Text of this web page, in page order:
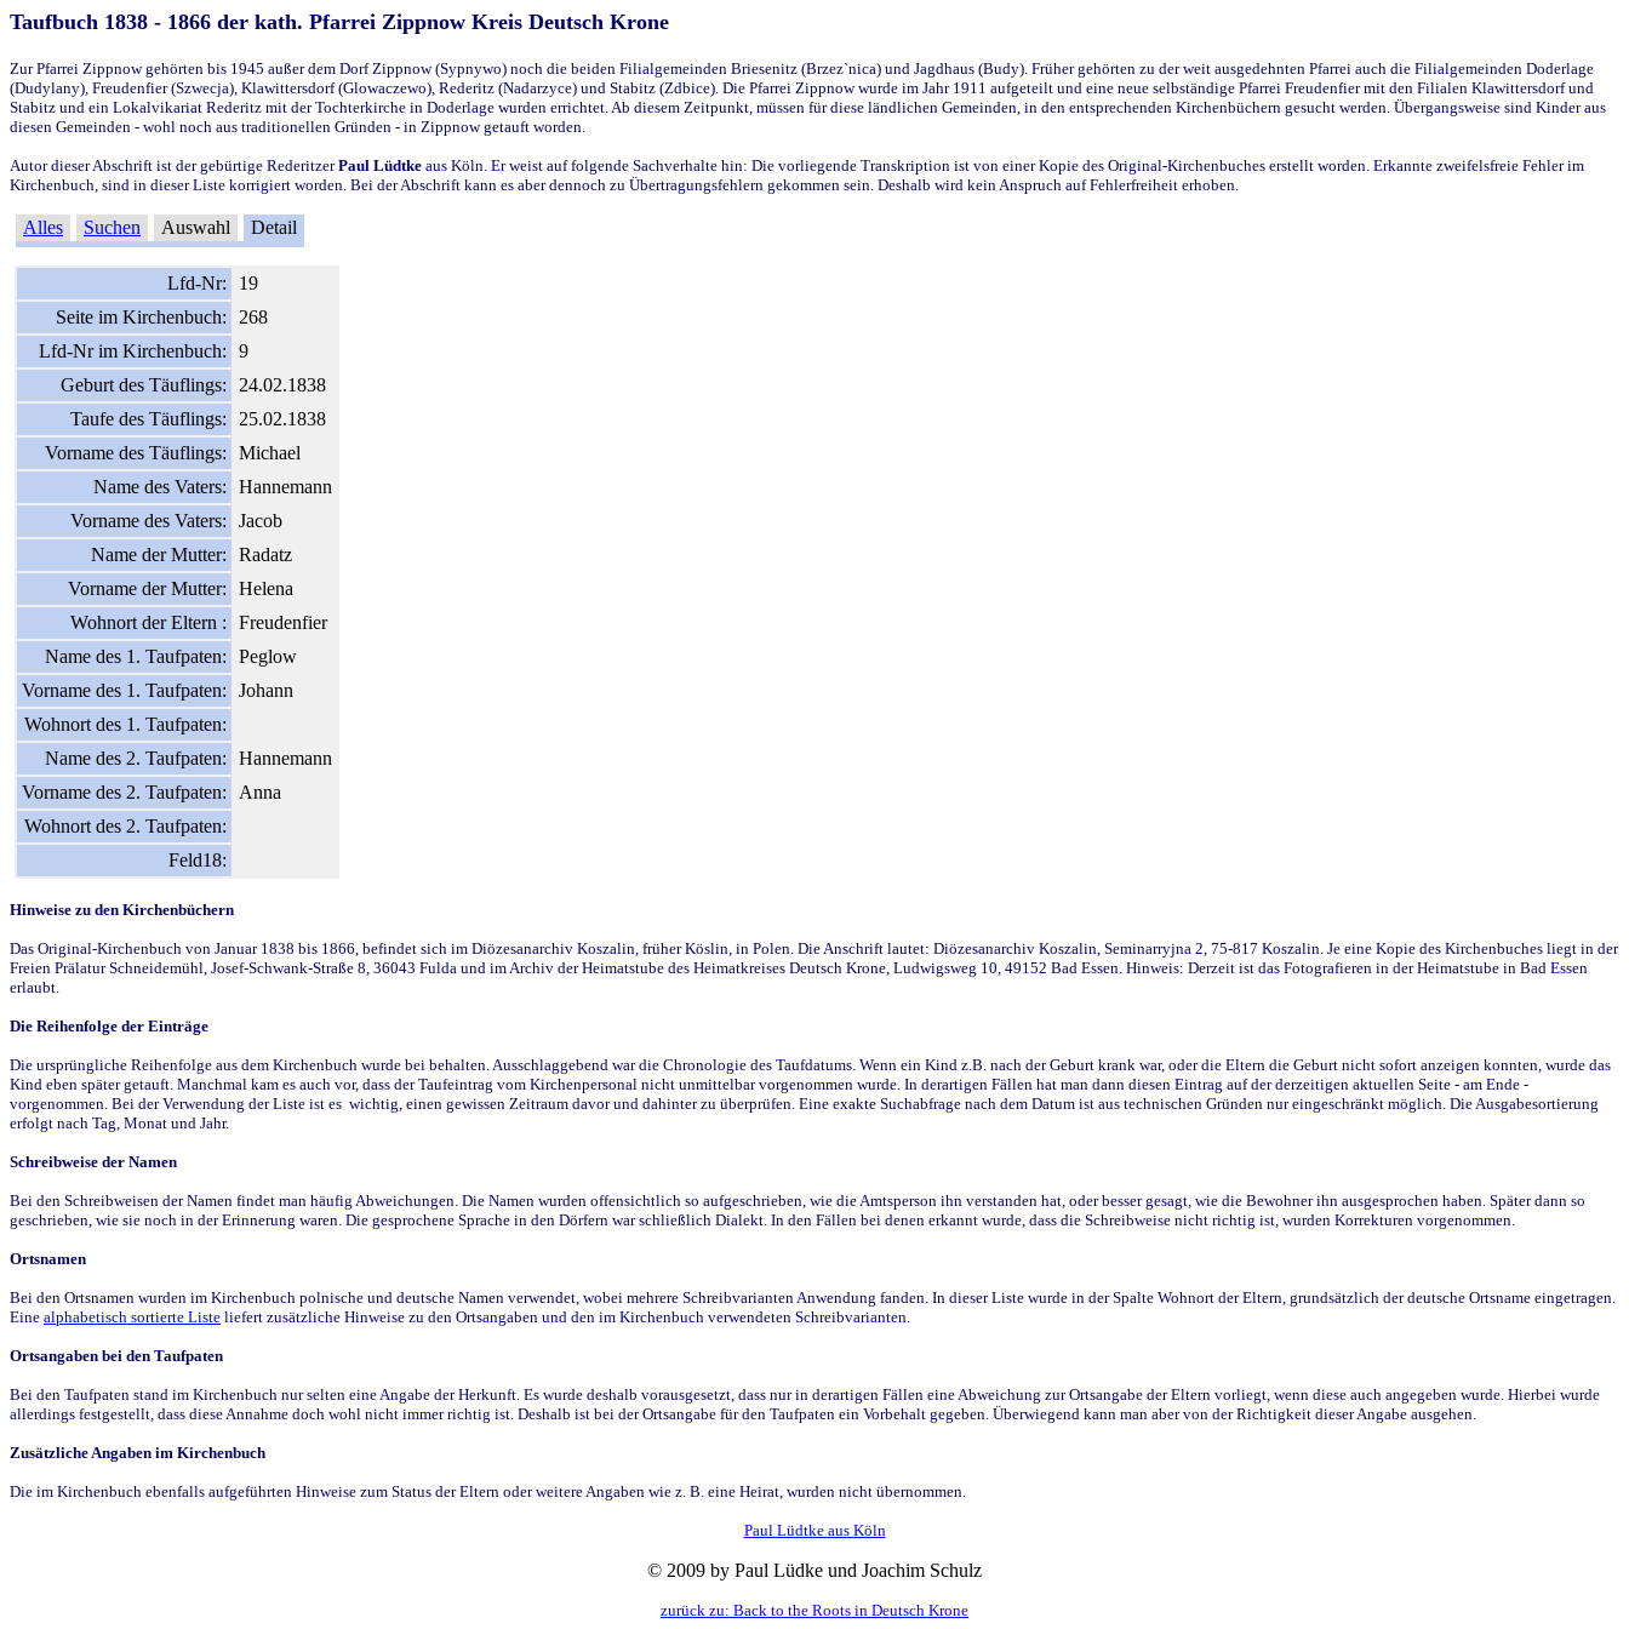
Taufbuch 1838 - 1866 der kath. Pfarrei Zippnow Kreis Deutsch Krone
Zur Pfarrei Zippnow gehörten bis 1945 außer dem Dorf Zippnow (Sypnywo) noch die beiden Filialgemeinden Briesenitz (Brzez`nica) und Jagdhaus (Budy). Früher gehörten zu der weit ausgedehnten Pfarrei auch die Filialgemeinden Doderlage
(Dudylany), Freudenfier (Szwecja), Klawittersdorf (Glowaczewo), Rederitz (Nadarzyce) und Stabitz (Zdbice). Die Pfarrei Zippnow wurde im Jahr 1911 aufgeteilt und eine neue selbständige Pfarrei Freudenfier mit den Filialen Klawittersdorf und
Stabitz und ein Lokalvikariat Rederitz mit der Tochterkirche in Doderlage wurden errichtet. Ab diesem Zeitpunkt, müssen für diese ländlichen Gemeinden, in den entsprechenden Kirchenbüchern gesucht werden. Übergangsweise sind Kinder aus
diesen Gemeinden - wohl noch aus traditionellen Gründen - in Zippnow getauft worden.
Autor dieser Abschrift ist der gebürtige RederitzerPaul Lüdtke aus Köln. Er weist auf folgende Sachverhalte hin: Die vorliegende Transkription ist von einer Kopie des Original-Kirchenbuches erstellt worden. Erkannte zweifelsfreie Fehler im
Kirchenbuch, sind in dieser Liste korrigiert worden. Bei der Abschrift kann es aber dennoch zu Übertragungsfehlern gekommen sein. Deshalb wird kein Anspruch auf Fehlerfreiheit erhoben.
Alles Suchen Auswahl Detail
Lfd-Nr:
19
Seite im Kirchenbuch:
268
Lfd-Nr im Kirchenbuch:
9
Geburt des Täuflings:
24.02.1838
Taufe des Täuflings:
25.02.1838
Vorname des Täuflings:
Michael
Name des Vaters:
Hannemann
Vorname des Vaters:
Jacob
Name der Mutter:
Radatz
Vorname der Mutter:
Helena
Wohnort der Eltern :
Freudenfier
Name des 1. Taufpaten:
Peglow
Vorname des 1. Taufpaten:
Johann
Wohnort des 1. Taufpaten:
Name des 2. Taufpaten:
Hannemann
Vorname des 2. Taufpaten:
Anna
Wohnort des 2. Taufpaten:
Feld18:
Hinweise zu den Kirchenbüchern
Das Original-Kirchenbuch von Januar 1838 bis 1866, befindet sich im Diözesanarchiv Koszalin, früher Köslin, in Polen. Die Anschrift lautet: Diözesanarchiv Koszalin, Seminarryjna 2, 75-817 Koszalin. Je eine Kopie des Kirchenbuches liegt in der
Freien Prälatur Schneidemühl, Josef-Schwank-Straße 8, 36043 Fulda und im Archiv der Heimatstube des Heimatkreises Deutsch Krone, Ludwigsweg 10, 49152 Bad Essen. Hinweis: Derzeit ist das Fotografieren in der Heimatstube in Bad Essen
erlaubt.
Die Reihenfolge der Einträge
Die ursprüngliche Reihenfolge aus dem Kirchenbuch wurde bei behalten. Ausschlaggebend war die Chronologie des Taufdatums. Wenn ein Kind z.B. nach der Geburt krank war, oder die Eltern die Geburt nicht sofort anzeigen konnten, wurde das
Kind eben später getauft. Manchmal kam es auch vor, dass der Taufeintrag vom Kirchenpersonal nicht unmittelbar vorgenommen wurde. In derartigen Fällen hat man dann diesen Eintrag auf der derzeitigen aktuellen Seite - am Ende -
vorgenommen. Bei der Verwendung der Liste ist es wichtig, einen gewissen Zeitraum davor und dahinter zu überprüfen. Eine exakte Suchabfrage nach dem Datum ist aus technischen Gründen nur eingeschränkt möglich. Die Ausgabesortierung
erfolgt nach Tag, Monat und Jahr.
Schreibweise der Namen
Bei den Schreibweisen der Namen findet man häufig Abweichungen. Die Namen wurden offensichtlich so aufgeschrieben, wie die Amtsperson ihn verstanden hat, oder besser gesagt, wie die Bewohner ihn ausgesprochen haben. Später dann so
geschrieben, wie sie noch in der Erinnerung waren. Die gesprochene Sprache in den Dörfern war schließlich Dialekt. In den Fällen bei denen erkannt wurde, dass die Schreibweise nicht richtig ist, wurden Korrekturen vorgenommen.
Ortsnamen
Bei den Ortsnamen wurden im Kirchenbuch polnische und deutsche Namen verwendet, wobei mehrere Schreibvarianten Anwendung fanden. In dieser Liste wurde in der Spalte Wohnort der Eltern, grundsätzlich der deutsche Ortsname eingetragen.
Eine alphabetisch sortierte Liste liefert zusätzliche Hinweise zu den Ortsangaben und den im Kirchenbuch verwendeten Schreibvarianten.
Ortsangaben bei den Taufpaten
Bei den Taufpaten stand im Kirchenbuch nur selten eine Angabe der Herkunft. Es wurde deshalb vorausgesetzt, dass nur in derartigen Fällen eine Abweichung zur Ortsangabe der Eltern vorliegt, wenn diese auch angegeben wurde. Hierbei wurde
allerdings festgestellt, dass diese Annahme doch wohl nicht immer richtig ist. Deshalb ist bei der Ortsangabe für den Taufpaten ein Vorbehalt gegeben. Überwiegend kann man aber von der Richtigkeit dieser Angabe ausgehen.
Zusätzliche Angaben im Kirchenbuch
Die im Kirchenbuch ebenfalls aufgeführten Hinweise zum Status der Eltern oder weitere Angaben wie z. B. eine Heirat, wurden nicht übernommen.
Paul Lüdtke aus Köln
© 2009 by Paul Lüdke und Joachim Schulz
zurück zu: Back to the Roots in Deutsch Krone